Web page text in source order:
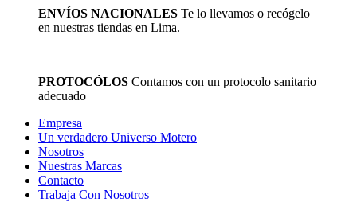
ENVÍOS NACIONALES Te lo llevamos o recógelo
en nuestras tiendas en Lima.
PROTOCÓLOS Contamos con un protocolo sanitario
adecuado
Empresa
Un verdadero Universo Motero
Nosotros
Nuestras Marcas
Contacto
Trabaja Con Nosotros